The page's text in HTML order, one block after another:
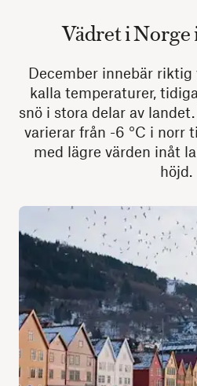
Vädret i Norge
December innebär riktig
kalla temperaturer,
snö i stora delar av
varierar från -6 °C i norr
med lägre värden inåt
höjd.